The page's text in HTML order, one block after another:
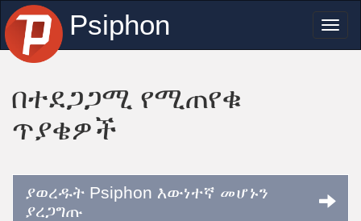
Psiphon
በተደጋጋሚ የሚጠየቁ
ጥያቄዎች
ያወረዱት Psiphon እውነተኛ መሆኑን
ያረጋግጡ